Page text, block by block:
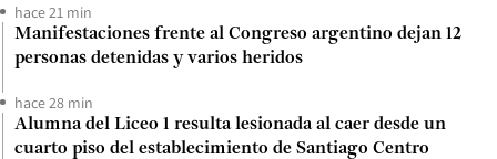
hace 21 min
Manifestaciones frente al Congreso argentino dejan 12
personas detenidas y varios heridos
hace 28 min
Alumna del Liceo 1 resulta lesionada al caer desde un
cuarto piso del establecimiento de Santiago Centro